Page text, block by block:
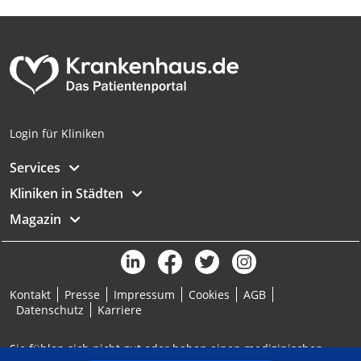
Login für Kliniken
Services
Kliniken in Städten
Magazin
Kontakt Presse Impressum Cookies
AGB
Datenschutz
Karriere
Sie fühlen sich nicht gut oder haben einen medizinischen
Analyse von Zielgruppen durch Statistiken
Entwicklung und Verbesserung der
Angebote
von Inhalten
IAB-Besonderheiten:
Verwendung genauer Standortdaten
Geräte anhand von aktiv angeforderten
Nicht-IAB-Verarbeitungszwecke:
Notwendig
Performance
Funktional